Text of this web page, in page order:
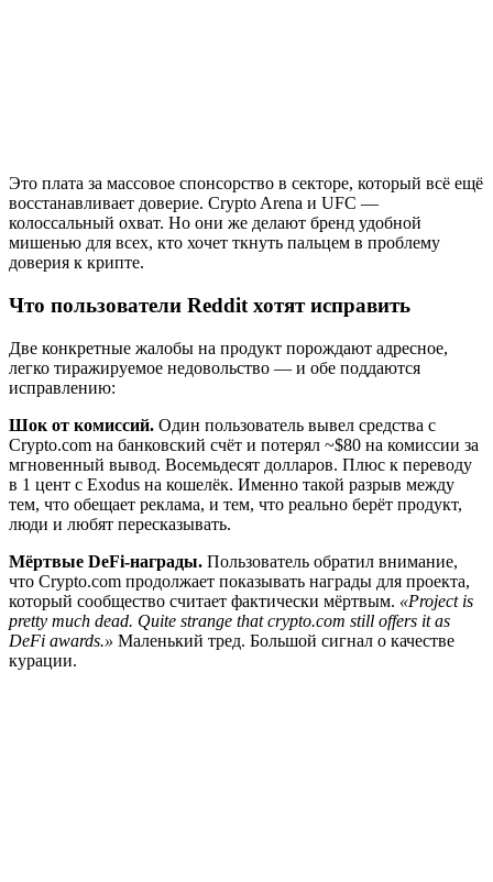
Это плата за массовое спонсорство в секторе, который всё ещё
восстанавливает доверие. Crypto Arena и UFC —
колоссальный охват. Но они же делают бренд удобной
мишенью для всех, кто хочет ткнуть пальцем в проблему
доверия к крипте.
Что пользователи Reddit хотят исправить
Две конкретные жалобы на продукт порождают адресное,
легко тиражируемое недовольство — и обе поддаются
исправлению:
Шок от комиссий. Один пользователь вывел средства с
Crypto.com на банковский счёт и потерял ~$80 на комиссии за
мгновенный вывод. Восемьдесят долларов. Плюс к переводу
в 1 цент с Exodus на кошелёк. Именно такой разрыв между
тем, что обещает реклама, и тем, что реально берёт продукт,
люди и любят пересказывать.
Мёртвые DeFi-награды. Пользователь обратил внимание,
что Crypto.com продолжает показывать награды для проекта,
который сообщество считает фактически мёртвым. «Project is
pretty much dead. Quite strange that crypto.com still offers it as
DeFi awards.» Маленький тред. Большой сигнал о качестве
курации.